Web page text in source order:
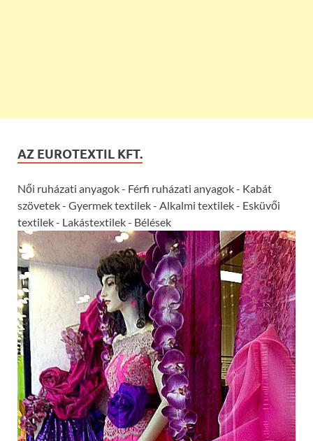
AZ EUROTEXTIL KFT.
Női ruházati anyagok - Férfi ruházati anyagok - Kabát
szövetek - Gyermek textilek - Alkalmi textilek - Esküvői
textilek - Lakástextilek - Bélések